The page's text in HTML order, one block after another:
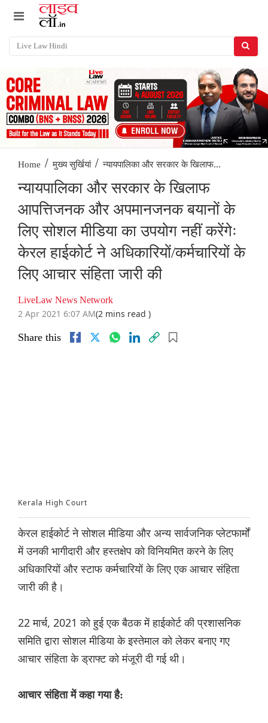
Home / मुख्य सुर्खियां / न्यायपालिका और सरकार के खिलाफ...
न्यायपालिका और सरकार के खिलाफ
आपत्तिजनक और अपमानजनक बयानों के
लिए सोशल मीडिया का उपयोग नहीं करेंगेः
केरल हाईकोर्ट ने अधिकारियों/कर्मचारियों के
लिए आचार संहिता जारी की
LiveLaw News Network
2 Apr 2021 6:07 AM(2 mins read )
Share this
Kerala High Court
केरल हाईकोर्ट ने सोशल मीडिया और अन्य सार्वजनिक प्लेटफार्मों
में उनकी भागीदारी और हस्तक्षेप को विनियमित करने के लिए
अधिकारियों और स्टाफ कर्मचारियों के लिए एक आचार संहिता
जारी की है।
22 मार्च, 2021 को हुई एक बैठक में हाईकोर्ट की प्रशासनिक
समिति द्वारा सोशल मीडिया के इस्तेमाल को लेकर बनाए गए
आचार संहिता के ड्राफ्ट को मंजूरी दी गई थी।
आचार संहिता में कहा गया है: